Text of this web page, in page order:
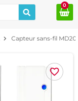
0
chevron_right Capteur sans-fil
favorite_border